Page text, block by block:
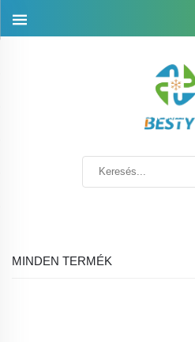
MINDEN TERMÉK